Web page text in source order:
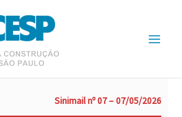
Sinimail nº 07 – 07/05/2026